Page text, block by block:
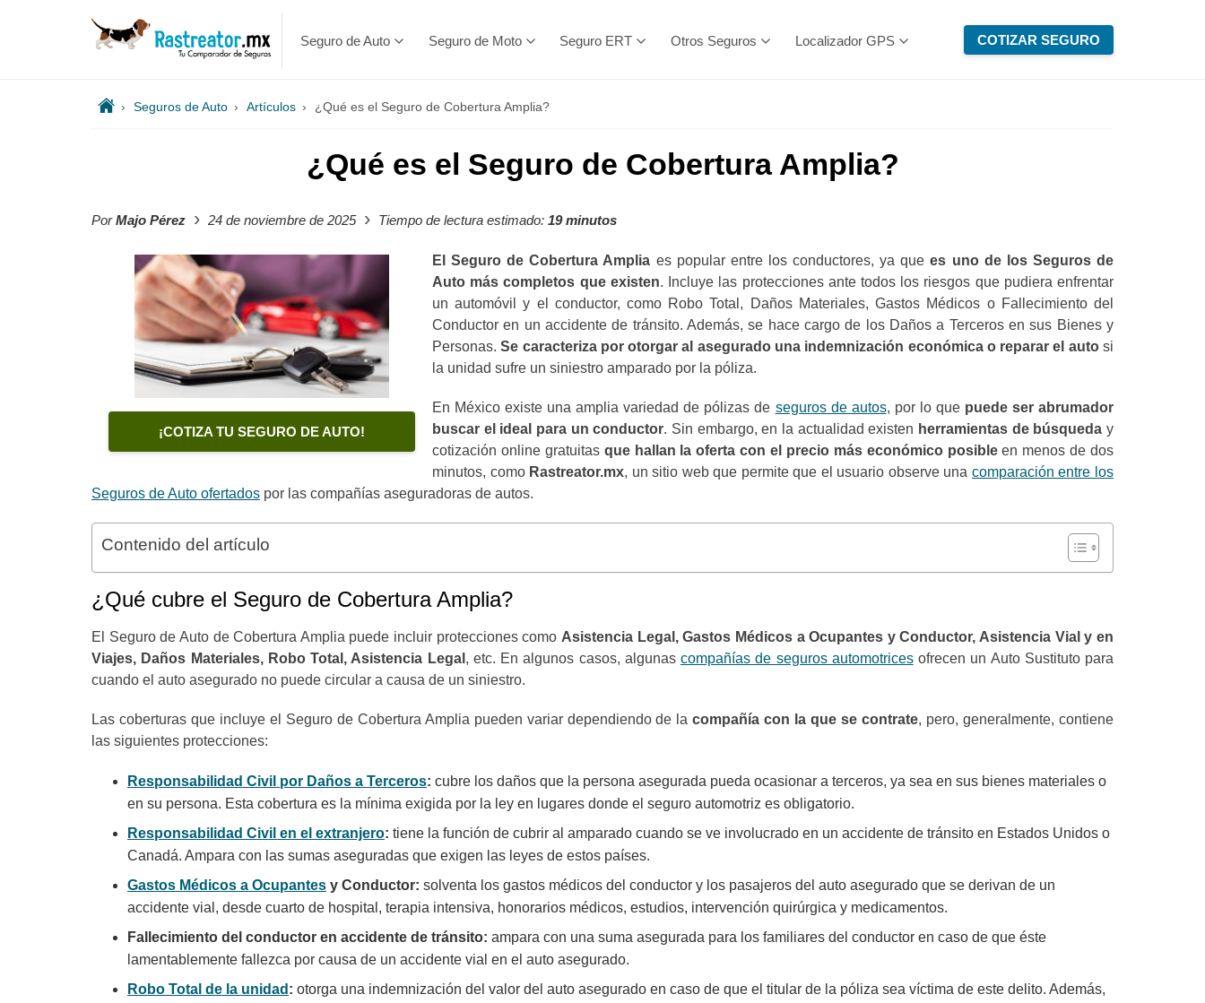
Seguro de Auto Seguro de Moto Seguro ERT Otros Seguros Localizador GPS COTIZAR SEGURO
› Seguros de Auto › Artículos › ¿Qué es el Seguro de Cobertura Amplia?
¿Qué es el Seguro de Cobertura Amplia?
PorMajo Pérez › 24 de noviembre de 2025 › Tiempo de lectura estimado: 19 minutos
¡COTIZA TU SEGURO DE AUTO!
El Seguro de Cobertura Amplia es popular entre los conductores, ya quees uno de los Seguros de
Auto más completos que existen. Incluye las protecciones ante todos los riesgos que pudiera enfrentar
un automóvil y el conductor, como Robo Total, Daños Materiales, Gastos Médicos o Fallecimiento del
Conductor en un accidente de tránsito. Además, se hace cargo de los Daños a Terceros en sus Bienes y
Personas.Se caracteriza por otorgar al asegurado una indemnización económica o reparar el autosi
la unidad sufre un siniestro amparado por la póliza.
En México existe una amplia variedad de pólizas de seguros de autos, por lo que puede ser abrumador
buscar el ideal para un conductor. Sin embargo, en la actualidad existen herramientas de búsqueda y
cotización online gratuitas que hallan la oferta con el precio más económico posibleen menos de dos
minutos, como Rastreator.mx, un sitio web que permite que el usuario observe una comparación entre los
Seguros de Auto ofertados por las compañías aseguradoras de autos.
Contenido del artículo
¿Qué cubre el Seguro de Cobertura Amplia?
El Seguro de Auto de Cobertura Amplia puede incluir protecciones como Asistencia Legal, Gastos Médicos a Ocupantes y Conductor, Asistencia Vial y en
Viajes, Daños Materiales, Robo Total, Asistencia Legal , etc. En algunos casos, algunas compañías de seguros automotricesofrecen un Auto Sustituto para
cuando el auto asegurado no puede circular a causa de un siniestro.
Las coberturas que incluye el Seguro de Cobertura Amplia pueden variar dependiendo de lacompañía con la que se contrate, pero, generalmente, contiene
las siguientes protecciones:
Responsabilidad Civil por Daños a Terceros: cubre los daños que la persona asegurada pueda ocasionar a terceros, ya sea en sus bienes materiales o
en su persona. Esta cobertura es la mínima exigida por la ley en lugares donde el seguro automotriz es obligatorio.
Responsabilidad Civil en el extranjero: tiene la función de cubrir al amparado cuando se ve involucrado en un accidente de tránsito en Estados Unidos o
Canadá. Ampara con las sumas aseguradas que exigen las leyes de estos países.
Gastos Médicos a Ocupantes y Conductor: solventa los gastos médicos del conductor y los pasajeros del auto asegurado que se derivan de un
accidente vial, desde cuarto de hospital, terapia intensiva, honorarios médicos, estudios, intervención quirúrgica y medicamentos.
Fallecimiento del conductor en accidente de tránsito: ampara con una suma asegurada para los familiares del conductor en caso de que éste
lamentablemente fallezca por causa de un accidente vial en el auto asegurado.
Robo Total de la unidad : otorga una indemnización del valor del auto asegurado en caso de que el titular de la póliza sea víctima de este delito. Además,